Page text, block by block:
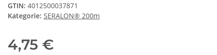
GTIN: 4012500037871
Kategorie: SERALON® 200m
4,75 €